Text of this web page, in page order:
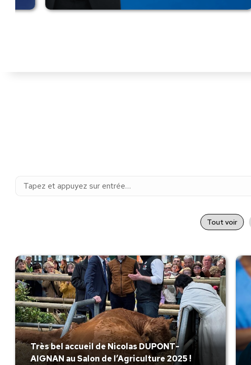
Recherche
Tout voir
Très bel accueil de Nicolas DUPONT-
AIGNAN au Salon de l’Agriculture 2025 !